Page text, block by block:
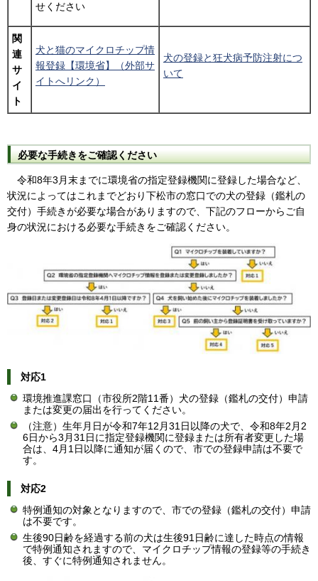
せください
関
連
サ
イ
ト
犬と猫のマイクロチップ情
報登録【環境省】（外部サ
イトへリンク）
犬の登録と狂犬病予防注射につ
いて
必要な手続きをご確認ください
令和8年3月末までに環境省の指定登録機関に登録した場合など、
状況によってはこれまでどおり下松市の窓口での犬の登録（鑑札の
交付）手続きが必要な場合がありますので、下記のフローからご自
身の状況における必要な手続きをご確認ください。
対応1
環境推進課窓口（市役所2階11番）犬の登録（鑑札の交付）申請
または変更の届出を行ってください。
（注意）生年月日が令和7年12月31日以降の犬で、令和8年2月2
6日から3月31日に指定登録機関に登録または所有者変更した場
合は、4月1日以降に通知が届くので、市での登録申請は不要で
す。
対応2
特例通知の対象となりますので、市での登録（鑑札の交付）申請
は不要です。
生後90日齢を経過する前の犬は生後91日齢に達した時点の情報
で特例通知されますので、マイクロチップ情報の登録等の手続き
後、すぐに特例通知されません。